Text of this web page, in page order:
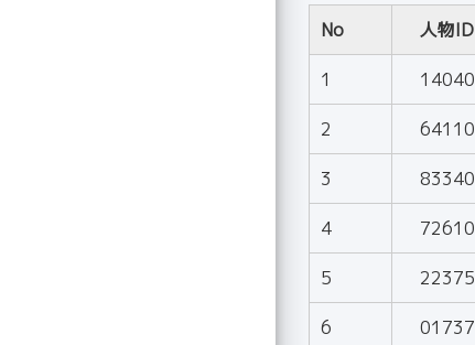
No 人物ID
1 14040
2 64110
3 83340
4 72610
5 22375
6 01737